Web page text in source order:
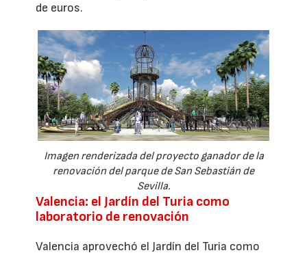
de euros.
Imagen renderizada del proyecto ganador de la
renovación del parque de San Sebastián de
Sevilla.
Valencia: el Jardín del Turia como
laboratorio de renovación
Valencia aprovechó el Jardín del Turia como